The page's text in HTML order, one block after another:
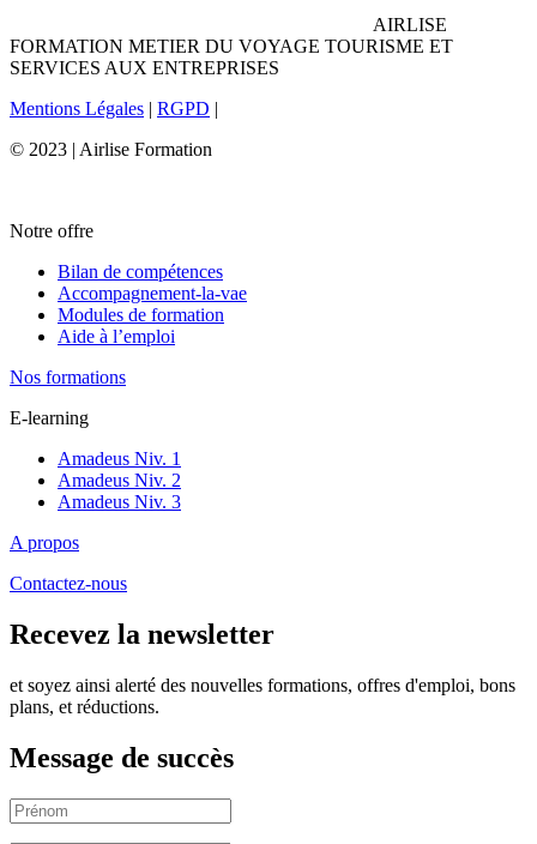
AIRLISE
FORMATION METIER DU VOYAGE TOURISME ET
SERVICES AUX ENTREPRISES
Mentions Légales | RGPD |
© 2023 | Airlise Formation
Notre offre
Bilan de compétences
Accompagnement-la-vae
Modules de formation
Aide à l’emploi
Nos formations
E-learning
Amadeus Niv. 1
Amadeus Niv. 2
Amadeus Niv. 3
A propos
Contactez-nous
Recevez la newsletter
et soyez ainsi alerté des nouvelles formations, offres d'emploi, bons
plans, et réductions.
Message de succès